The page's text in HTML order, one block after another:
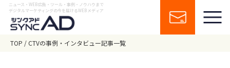
ニュース・WEB広告・ツール・事例・ノウハウまで
デジタルマーケティングの今を届けるWEBメディア
TOP CTVの事例・インタビュー記事一覧